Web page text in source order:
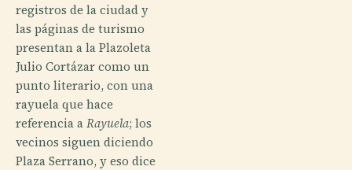
registros de la ciudad y
las páginas de turismo
presentan a la Plazoleta
Julio Cortázar como un
punto literario, con una
rayuela que hace
referencia aRayuela; los
vecinos siguen diciendo
Plaza Serrano, y eso dice